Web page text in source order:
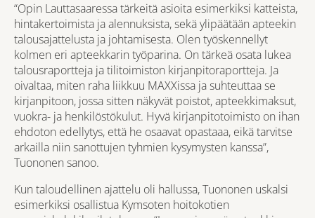
“Opin Lauttasaaressa tärkeitä asioita esimerkiksi katteista,
hintakertoimista ja alennuksista, sekä ylipäätään apteekin
talousajattelusta ja johtamisesta. Olen työskennellyt
kolmen eri apteekkarin työparina. On tärkeä osata lukea
talousraportteja ja tilitoimiston kirjanpitoraportteja. Ja
oivaltaa, miten raha liikkuu MAXXissa ja suhteuttaa se
kirjanpitoon, jossa sitten näkyvät poistot, apteekkimaksut,
vuokra- ja henkilöstökulut. Hyvä kirjanpitotoimisto on ihan
ehdoton edellytys, että he osaavat opastaaa, eikä tarvitse
arkailla niin sanottujen tyhmien kysymysten kanssa”,
Tuononen sanoo.
Kun taloudellinen ajattelu oli hallussa, Tuononen uskalsi
esimerkiksi osallistua Kymsoten hoitokotien